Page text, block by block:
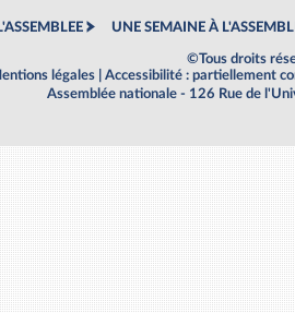
UNE SEMAINE À
©Tous droits
légales
Accessibilité : partiellement
Assemblée nationale - 126 Rue de